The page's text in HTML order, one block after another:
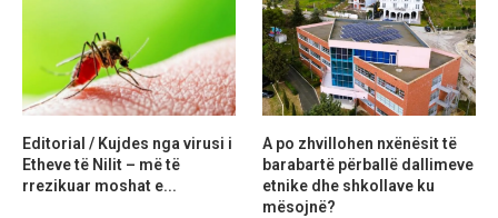
Editorial / Kujdes nga virusi i
Etheve të Nilit – më të
rrezikuar moshat e...
A po zhvillohen nxënësit të
barabartë përballë dallimeve
etnike dhe shkollave ku
mësojnë?